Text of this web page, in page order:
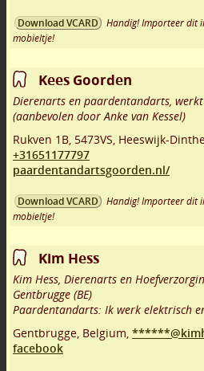
Download VCARD
Handig! Importeer dit
mobieltje!
Kees Goorden
Dierenarts en paardentandarts,
(aanbevolen door Anke van Kessel)
Rukven 1B 5473VS Heeswijk-
+31651177797
paardentandartsgoorden.nl/
Download VCARD
Handig! Importeer dit
mobieltje!
Kim Hess
Kim Hess, Dierenarts en
Gentbrugge (BE)
Paardentandarts: Ik werk elektrisch
Gentbrugge Belgium,
facebook